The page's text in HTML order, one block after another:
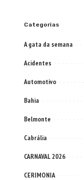
Categorias
A gata da semana
Acidentes
Automotivo
Bahia
Belmonte
Cabrália
CARNAVAL 2026
CERIMONIA